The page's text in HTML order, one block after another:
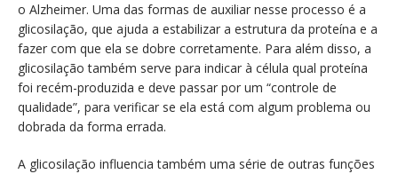
o Alzheimer. Uma das formas de auxiliar nesse processo é a
glicosilação, que ajuda a estabilizar a estrutura da proteína e a
fazer com que ela se dobre corretamente. Para além disso, a
glicosilação também serve para indicar à célula qual proteína
foi recém-produzida e deve passar por um “controle de
qualidade”, para verificar se ela está com algum problema ou
dobrada da forma errada.
A glicosilação influencia também uma série de outras funções